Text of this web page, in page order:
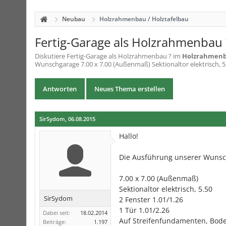
Neubau Holzrahmenbau / Holztafelbau
Fertig-Garage als Holzrahmenbau
Diskutiere Fertig-Garage als Holzrahmenbau ? im
Wunschgarage 7.00 x 7.00 (Außenmaß) Sektionaltor elektrisch,
Antworten Neues Thema erstellen
SirSydom, 06.08.2015
SirSydom
Dabei seit:
18.02.2014
Beiträge:
1.197
Hallo!
Die Ausführung unserer
7.00 x 7.00 (Außenmaß)
Sektionaltor elektrisch, 5.50
2 Fenster 1.01/1.26
1 Tür 1.01/2.26
Auf Streifenfundamenten,